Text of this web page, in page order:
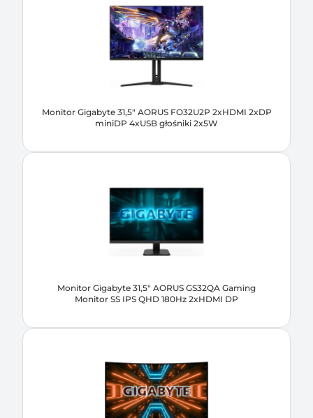
Monitor Gigabyte 31,5" AORUS FO32U2P 2xHDMI 2xDP
miniDP 4xUSB głośniki 2x5W
Monitor Gigabyte 31,5" AORUS GS32QA Gaming
Monitor SS IPS QHD 180Hz 2xHDMI DP